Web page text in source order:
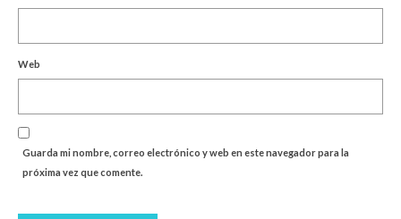
Web
Guarda mi nombre, correo electrónico y web en este navegador para la
próxima vez que comente.